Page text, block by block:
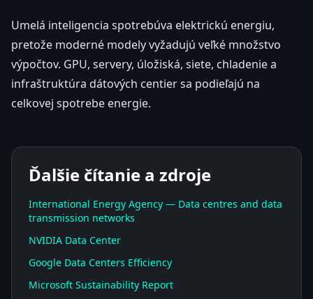
Umelá inteligencia spotrebúva elektrickú energiu,
pretože moderné modely vyžadujú veľké množstvo
výpočtov. GPU, servery, úložiská, siete, chladenie a
infraštruktúra dátových centier sa podieľajú na
celkovej spotrebe energie.
Ďalšie čítanie a zdroje
International Energy Agency — Data centres and data
transmission networks
NVIDIA Data Center
Google Data Centers Efficiency
Microsoft Sustainability Report